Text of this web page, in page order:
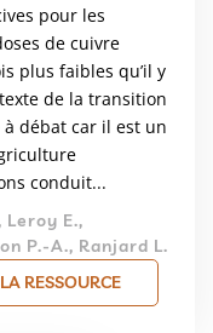
pour les
de cuivre
plus faibles qu’il y
de la transition
débat car il est un
conduit...
Leroy E.,
P.-A., Ranjard L.
RESSOURCE